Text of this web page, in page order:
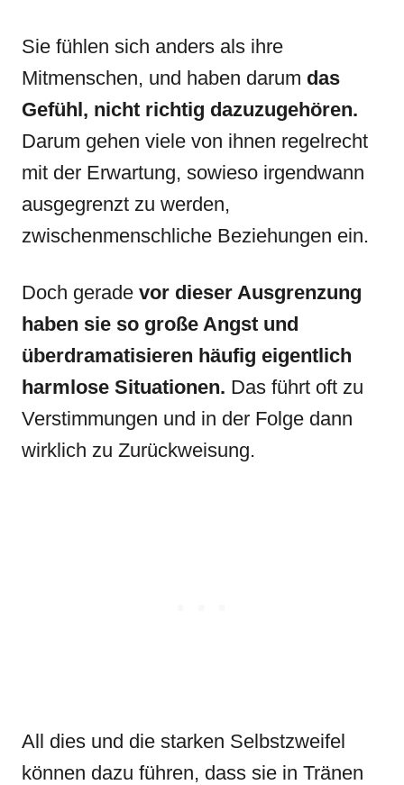
Sie fühlen sich anders als ihre
Mitmenschen, und haben darum das
Gefühl, nicht richtig dazuzugehören.
Darum gehen viele von ihnen regelrecht
mit der Erwartung, sowieso irgendwann
ausgegrenzt zu werden,
zwischenmenschliche Beziehungen ein.
Doch gerade vor dieser Ausgrenzung
haben sie so große Angst und
überdramatisieren häufig eigentlich
harmlose Situationen. Das führt oft zu
Verstimmungen und in der Folge dann
wirklich zu Zurückweisung.
All dies und die starken Selbstzweifel
können dazu führen, dass sie in Tränen